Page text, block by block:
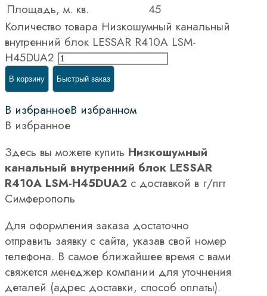
Площадь, м. кв.
45
Количество товара Низкошумный канальный
внутренний блок LESSAR R410A LSM-
H45DUA2
В корзину Быстрый заказ
В избранноеВ избранном
В избранное
Здесь вы можете купить Низкошумный
канальный внутренний блок LESSAR
R410A LSM-H45DUA2 с доставкой в г/пгт
Симферополь
Для оформления заказа достаточно
отправить заявку с сайта, указав свой номер
телефона. В самое ближайшее время с вами
свяжется менеджер компании для уточнения
деталей (адрес доставки, способ оплаты).